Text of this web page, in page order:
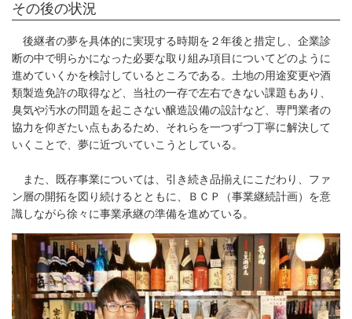
その後の状況
後継者の夢を具体的に実現する時期を２年後と措定し、企業診
断の中で明らかになった必要な取り組み項目についてどのように
進めていくかを検討しているところである。土地の用途変更や酒
類製造免許の取得など、当社の一存で左右できない課題もあり、
臭気や汚水の問題を起こさない醸造設備の設計など、専門業者の
協力を仰ぎたい点もあるため、それらを一つずつ丁寧に解決して
いくことで、夢に近づいていこうとしている。
また、既存事業については、引き続き品揃えにこだわり、ファ
ン層の開拓を図り続けるとともに、ＢＣＰ（事業継続計画）を意
識しながら徐々に事業承継の準備を進めている。